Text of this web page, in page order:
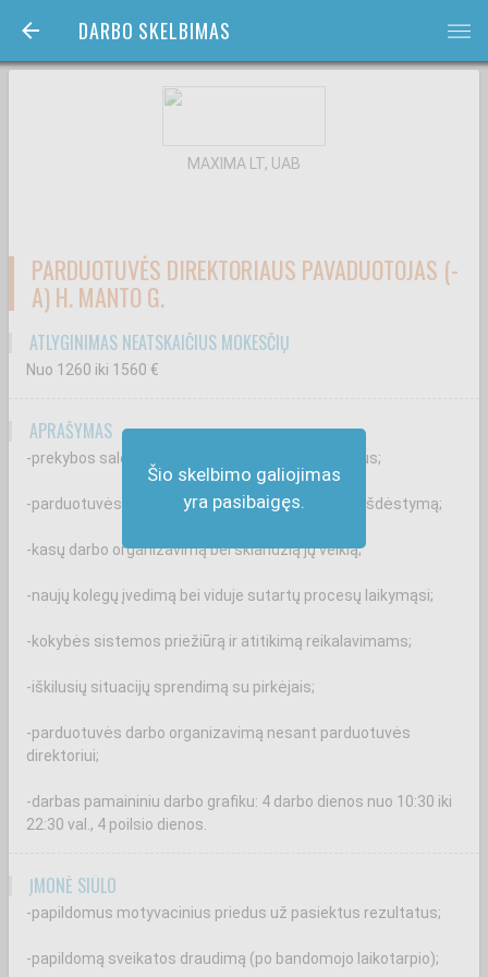
DARBO SKELBIMAS bars
Šio skelbimo galiojimas
yra pasibaigęs.
MAXIMA LT, UAB
PARDUOTUVĖS DIREKTORIAUS PAVADUOTOJAS (-
A) H. MANTO G.
ATLYGINIMAS NEATSKAIČIUS MOKESČIŲ
Nuo 1260 iki 1560 €
APRAŠYMAS
-prekybos salėje vykstančius kasdienius procesus;
-parduotuvės salės priežiūrą bei tinkamą prekių išdėstymą;
-kasų darbo organizavimą bei sklandžią jų veiklą;
-naujų kolegų įvedimą bei viduje sutartų procesų laikymąsi;
-kokybės sistemos priežiūrą ir atitikimą reikalavimams;
-iškilusių situacijų sprendimą su pirkėjais;
-parduotuvės darbo organizavimą nesant parduotuvės
direktoriui;
-darbas pamaininiu darbo grafiku: 4 darbo dienos nuo 10:30 iki
22:30 val., 4 poilsio dienos.
ĮMONĖ SIŪLO
-papildomus motyvacinius priedus už pasiektus rezultatus;
-papildomą sveikatos draudimą (po bandomojo laikotarpio);